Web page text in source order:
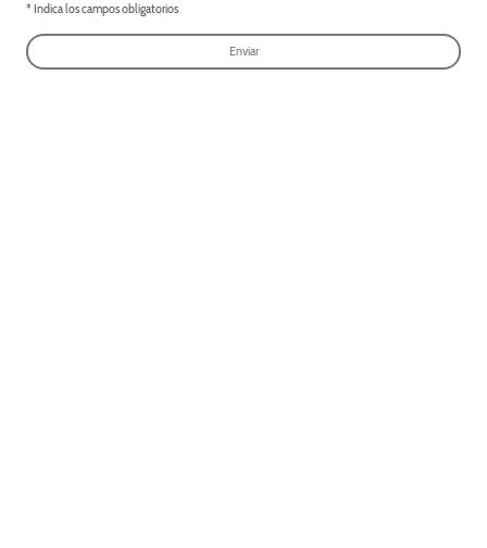
* Indica los campos obligatorios
Enviar